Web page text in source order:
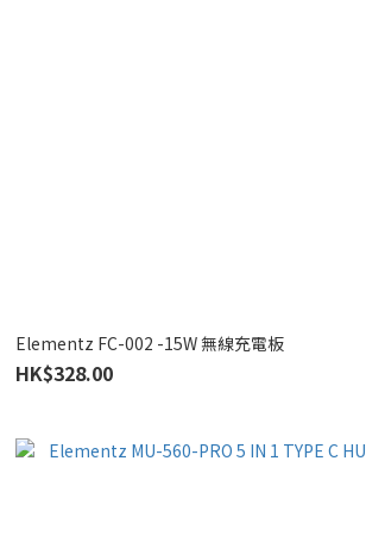
Elementz FC-002 -15W 無線充電板
HK$328.00